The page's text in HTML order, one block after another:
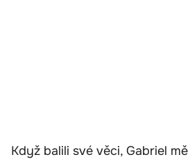
Když balili své věci, Gabriel